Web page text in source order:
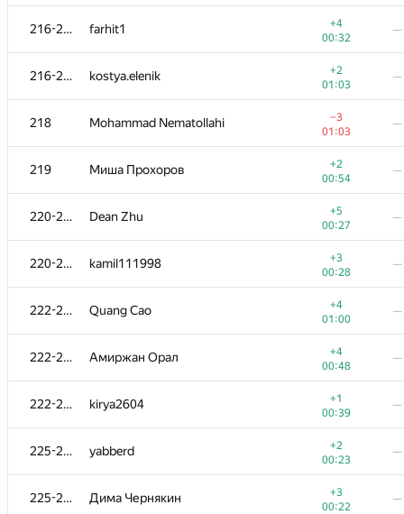
216-217 farhit1
+4
00:32
—
216-217 kostya.elenik
+2
01:03
—
218 Mohammad Nematollahi
−3
01:03
—
219 Миша Прохоров
+2
00:54
—
220-221 Dean Zhu
+5
00:27
—
220-221 kamil111998
+3
00:28
—
222-224 Quang Cao
+4
01:00
—
222-224 Амиржан Орал
+4
00:48
—
222-224 kirya2604
+1
00:39
—
225-227 yabberd
+2
00:23
—
225-227 Дима Чернякин
+3
00:22
—
311 / 1130 13/
201 sovimpik
+
00:49
ariel-0
+1
00:38
Zhanbolat Kusainov
+1
00:54
FallenTurret
−3
00:31
yosei-san
+2
00:57
BaturaDim
+1
00:52
207 Олег Яворович
+3
00:38
Юлия Абдрашитова
+2
01:00
hirokazu1020
+1
01:10